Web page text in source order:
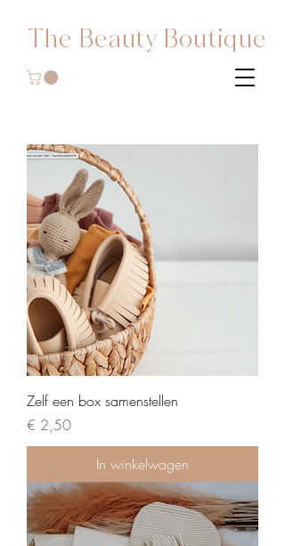
The Beauty Boutique
Zelf een box samenstellen
Prijs
€ 2,50
In winkelwagen